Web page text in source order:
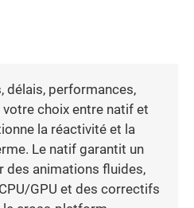
délais, performances,
choix entre natif et
la réactivité et la
Le natif garantit un
des animations fluides,
GPU et des correctifs